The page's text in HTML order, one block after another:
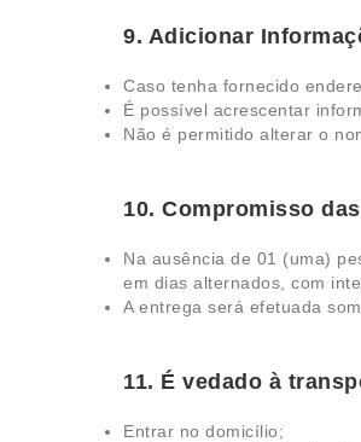
9. Adicionar
Caso tenha fornecido
É possível acrescentar
Não é permitido alterar o
10. Compromisso
Na ausência de 01 (uma)
em dias alternados, com
A entrega será efetuada
11. É vedado à
Entrar no domicílio;